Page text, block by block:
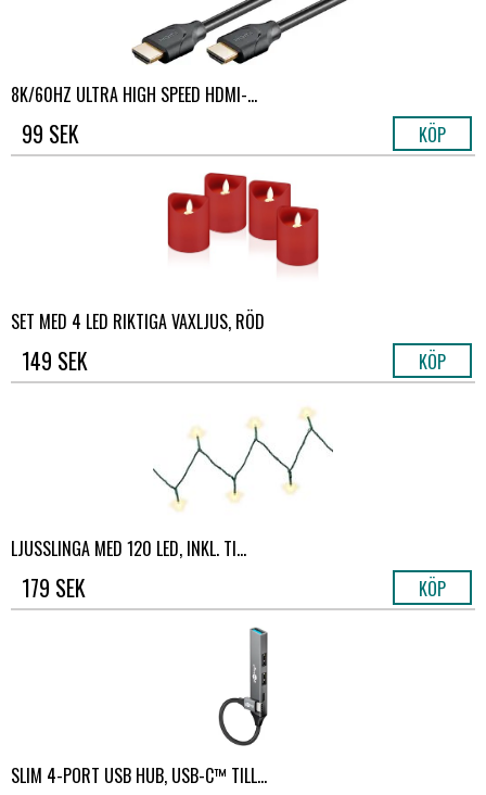
8K/60HZ ULTRA HIGH SPEED ​​HDMI-...
99 SEK KÖP
SET MED 4 LED RIKTIGA VAXLJUS, RÖD
149 SEK KÖP
LJUSSLINGA MED 120 LED, INKL. TI...
179 SEK KÖP
SLIM 4-PORT USB HUB, USB-C™ TILL...